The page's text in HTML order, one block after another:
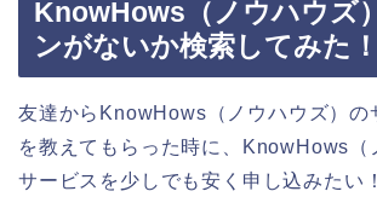
KnowHows（ノウハウズ
ンがないか検索してみた！
友達からKnowHows（ノウハウズ）の
を教えてもらった時に、KnowHows（
サービスを少しでも安く申し込みたい